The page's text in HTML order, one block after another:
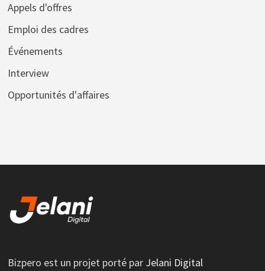
Appels d'offres
Emploi des cadres
Événements
Interview
Opportunités d'affaires
Bizpero est un projet porté par Jelani Digital